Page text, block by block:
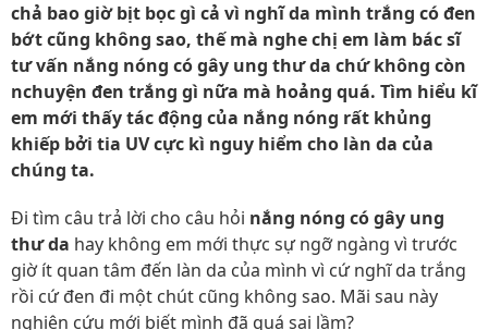
chả bao giờ bịt bọc gì cả vì nghĩ da mình trắng có đen
bớt cũng không sao, thế mà nghe chị em làm bác sĩ
tư vấn nắng nóng có gây ung thư da chứ không còn
nchuyện đen trắng gì nữa mà hoảng quá. Tìm hiểu kĩ
em mới thấy tác động của nắng nóng rất khủng
khiếp bởi tia UV cực kì nguy hiểm cho làn da của
chúng ta.
Đi tìm câu trả lời cho câu hỏi nắng nóng có gây ung
thư da hay không em mới thực sự ngỡ ngàng vì trước
giờ ít quan tâm đến làn da của mình vì cứ nghĩ da trắng
rồi cứ đen đi một chút cũng không sao. Mãi sau này
nghiên cứu mới biết mình đã quá sai lầm?